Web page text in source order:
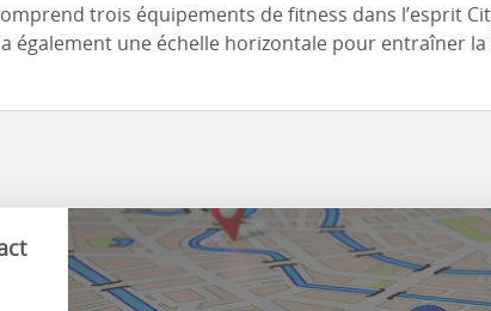
trois équipements de fitness dans l’esprit
également une échelle horizontale pour entraîner